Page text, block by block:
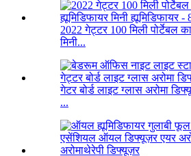
2022 गेट्टर 100 मिली पोर्टेबल
मिनी...
गेटर बोर्ड लाइट ग्लास अरोमा
...